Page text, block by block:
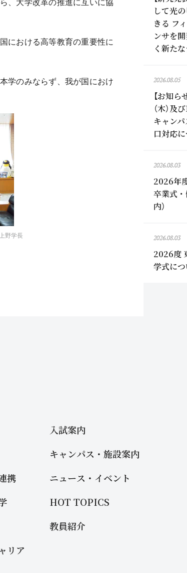
、大学改革の推進に互いに協
における高等教育の重要性に
学のみならず、我が国におけ
野学長
して光の
きる フ
ンサを
く新た
2026.08.05
【お知ら
（木）及
キャン
口対応
2026.08.03
2026年
卒業式・
内）
2026.08.03
2026度
学式につ
携
リア
入試案内
キャンパス・施設案内
ニュース・イベント
HOT TOPICS
教員紹介